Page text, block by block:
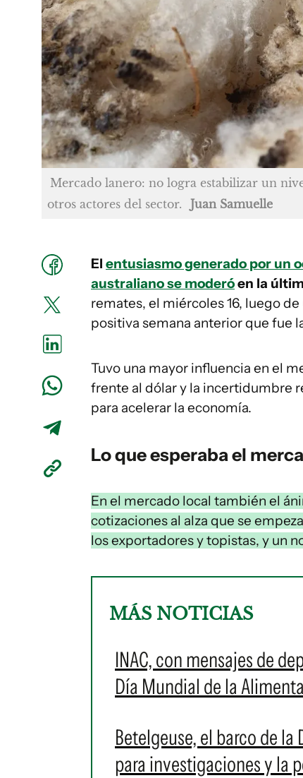
Mercado lanero: no logra estabilizar un
otros actores del sector.
Juan Samuelle
El entusiasmo generado por un
australiano se moderóen la
remates, el miércoles 16, luego
positiva semana anterior que fue
Tuvo una mayor influencia en el
frente al dólar y la incertidumbre
para acelerar la economía.
Lo que esperaba el
En el mercado local también el
cotizaciones al alza que se
los exportadores y topistas, y un
MÁS NOTICIAS
INAC, con mensajes de
Día Mundial de la
Betelgeuse, el barco de
para investigaciones y la